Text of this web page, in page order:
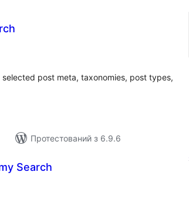
post meta, taxonomies, post types,
Протестований з 6.9.6
Search